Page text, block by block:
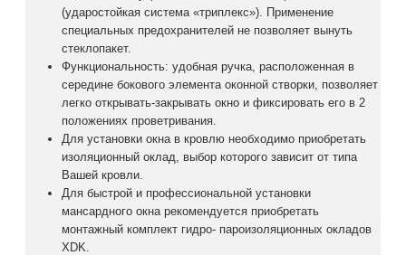
(ударостойкая система «триплекс»). Применение
специальных предохранителей не позволяет вынуть
стеклопакет.
Функциональность: удобная ручка, расположенная в
середине бокового элемента оконной створки, позволяет
легко открывать-закрывать окно и фиксировать его в 2
положениях проветривания.
Для установки окна в кровлю необходимо приобретать
изоляционный оклад, выбор которого зависит от типа
Вашей кровли.
Для быстрой и профессиональной установки
мансардного окна рекомендуется приобретать
монтажный комплект гидро- пароизоляционных окладов
XDK.